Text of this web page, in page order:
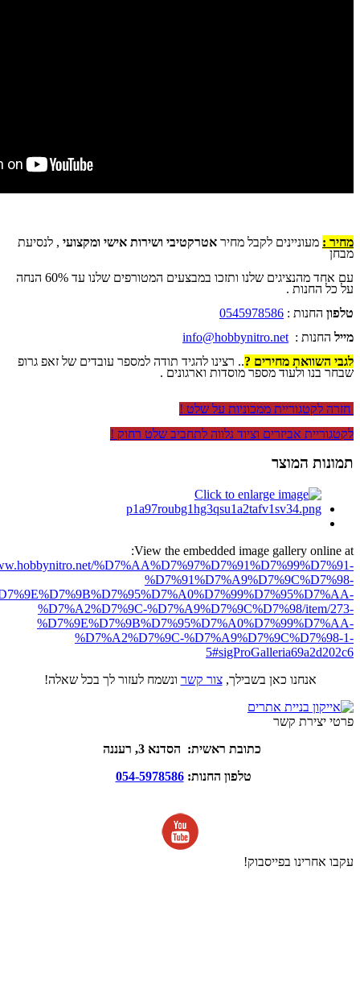
מחיר : מעוניינים לקבל מחיר אטרקטיבי ושירות אישי ומקצועי , לנסיעת
מבחן
עם אחד מהנציגים שלנו ותזכו במבצעים המטורפים שלנו עד 60% הנחה
על כל החנות .
טלפון החנות : 0545978586
מייל החנות : info@hobbynitro.net
לגבי השוואת מחירים ?.. רצינו להגיד תודה למספר עובדים של זאפ גרופ
שבחר בנו ולעוד מספר מוסדות וארגונים .
חזרה לקטגוריית ממכוניות על שלט !
לקטגוריית אביזרים וציוד נלווה לתחביב שלט רחוק !
תמונות המוצר
View the embedded image gallery online at:
%D7%AA%D7%97%D7%91%D7%99%D7%91-
%D7%91%D7%A9%D7%9C%D7%98-
%D7%A2%D7%9C-%D7%A9%D7%9C%D7%98/item/273-
%D7%9E%D7%9B%D7%95%D7%A0%D7%99%D7%AA-
%D7%A2%D7%9C-%D7%A9%D7%9C%D7%98-1-
5#sigProGalleria69a2d202c6
אנחנו כאן בשבילך,צור קשר ונשמח לעזור לך בכל שאלה!
פרטי יצירת קשר
כתובת ראשית: הסדנא 3, רעננה
טלפון החנות:054-5978586
עקבו אחרינו בפייסבוק!